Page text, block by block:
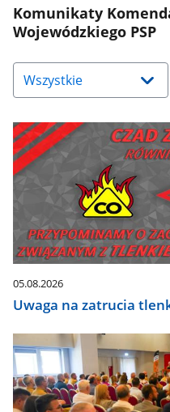
Komunikaty
Wojewódzkiego PSP
Naciśnij
strzałkę
w
aby
wybrać
odpowiednią
pozycję.
zaktualizują
się
automatycznie.
05.08.2026
Uwaga na zatrucia